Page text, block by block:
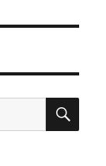
搜